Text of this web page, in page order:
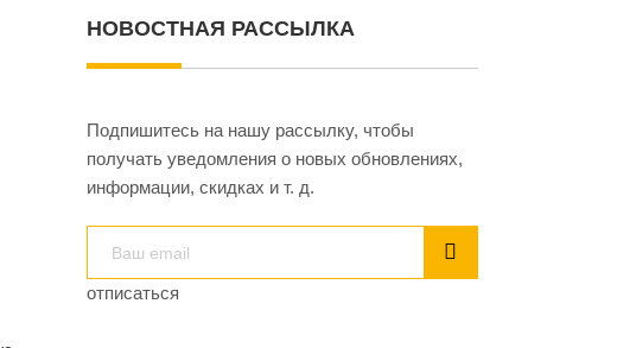
НОВОСТНАЯ РАССЫЛКА
Подпишитесь на нашу рассылку, чтобы
получать уведомления о новых обновлениях,
информации, скидках и т. д.
отписаться